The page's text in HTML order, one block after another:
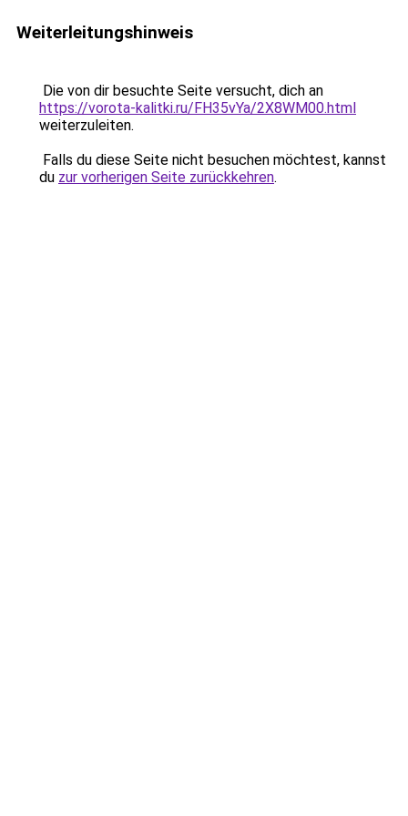
Weiterleitungshinweis
Die von dir besuchte Seite versucht, dich an
https://vorota-kalitki.ru/FH35vYa/2X8WM00.html
weiterzuleiten.
Falls du diese Seite nicht besuchen möchtest, kannst
du zur vorherigen Seite zurückkehren.